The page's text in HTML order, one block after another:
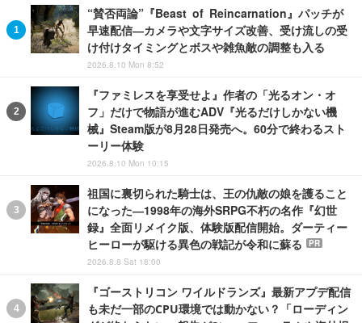
“賛否両論”『Beast of Reincarnation』パッチが
早速配信―カメラや文字サイズ改善、受け流しの受
け付けタイミングとボスや雑魚敵の調整も入る
2026.8.10 Mon 8:52
『ファミレスを享受せよ』作者の「光るオン・オ
フ」だけで物語が進むADV『光るだけしかない機
械』Steam版が8月28日発売へ。60分で終わるスト
ーリー体験
2026.8.10 Mon 10:15
祖国に裏切られた騎士は、王の仇敵の娘を護ること
になった―1998年の海外SRPG不朽の名作『幻世
録』全面リメイク版、体験版配信開始。ダーティー
ヒーローが駆ける異色の戦記が令和に蘇る
PR
2026.8.8 Sat 18:00
『ゴーストリコン ワイルドランズ』最新アプデ配信
も未だ一部のCPU環境では動かない？「ローディン